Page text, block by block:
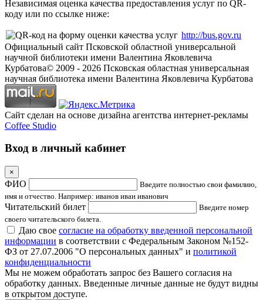
Независимая оценка качества предоставления услуг по QR-
коду или по ссылке ниже:
http://bus.gov.ru
Официальный сайт Псковской областной универсальной
научной библиотеки имени Валентина Яковлевича
Курбатова© 2009 - 2026 Псковская областная универсальная
научная библиотека имени Валентина Яковлевича Курбатова
Сайт сделан на основе дизайна агентства интернет-рекламы
Coffee Studio
Вход в личный кабинет
×
ФИО
Введите полностью свои фамилию,
имя и отчество. Например: иванов иван иванович
Читательский билет
Введите номер
своего читательского билета.
Даю свое согласие на обработку введенной персональной
информации в соответствии с Федеральным Законом №152-
ФЗ от 27.07.2006 "О персональных данных" и политикой
конфиденциальности
Мы не можем обработать запрос без Вашего согласия на
обработку данных. Введенные личные данные не будут видны
в открытом доступе.